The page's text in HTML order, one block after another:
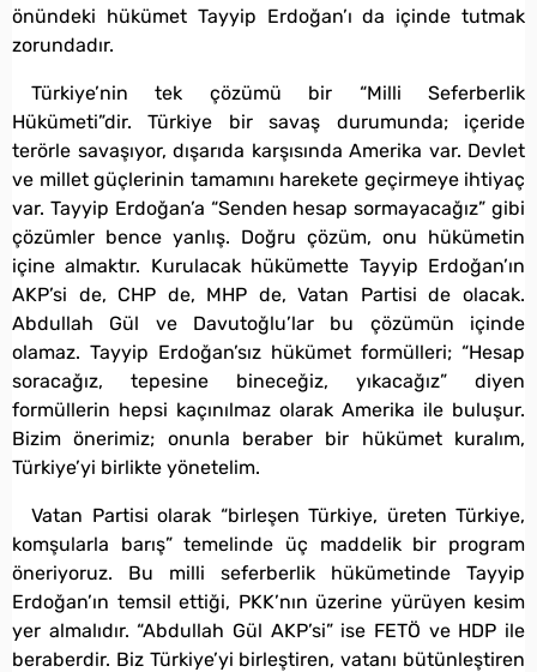
önündeki hükümet Tayyip Erdoğan’ı da içinde tutmak
zorundadır.
Türkiye’nin tek çözümü bir “Milli Seferberlik
Hükümeti”dir. Türkiye bir savaş durumunda; içeride
terörle savaşıyor, dışarıda karşısında Amerika var. Devlet
ve millet güçlerinin tamamını harekete geçirmeye ihtiyaç
var. Tayyip Erdoğan’a “Senden hesap sormayacağız” gibi
çözümler bence yanlış. Doğru çözüm, onu hükümetin
içine almaktır. Kurulacak hükümette Tayyip Erdoğan’ın
AKP’si de, CHP de, MHP de, Vatan Partisi de olacak.
Abdullah Gül ve Davutoğlu’lar bu çözümün içinde
olamaz. Tayyip Erdoğan’sız hükümet formülleri; “Hesap
soracağız, tepesine bineceğiz, yıkacağız” diyen
formüllerin hepsi kaçınılmaz olarak Amerika ile buluşur.
Bizim önerimiz; onunla beraber bir hükümet kuralım,
Türkiye’yi birlikte yönetelim.
Vatan Partisi olarak “birleşen Türkiye, üreten Türkiye,
komşularla barış” temelinde üç maddelik bir program
öneriyoruz. Bu milli seferberlik hükümetinde Tayyip
Erdoğan’ın temsil ettiği, PKK’nın üzerine yürüyen kesim
yer almalıdır. “Abdullah Gül AKP’si” ise FETÖ ve HDP ile
beraberdir. Biz Türkiye’yi birleştiren, vatanı bütünleştiren